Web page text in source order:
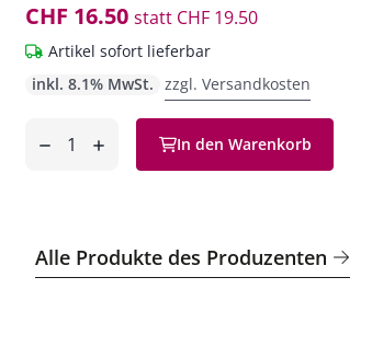
CHF 16.50 statt CHF 19.50
Artikel sofort lieferbar
inkl. 8.1% MwSt. zzgl. Versandkosten
In den Warenkorb
Alle Produkte des Produzenten